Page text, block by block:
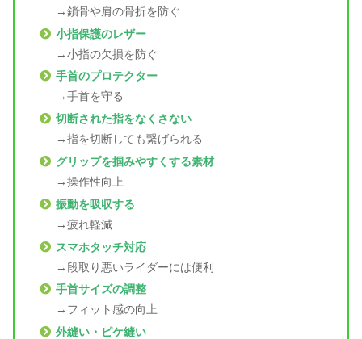
→鎖骨や肩の骨折を防ぐ
小指保護のレザー
→小指の欠損を防ぐ
手首のプロテクター
→手首を守る
切断された指をなくさない
→指を切断しても繋げられる
グリップを掴みやすくする素材
→操作性向上
振動を吸収する
→疲れ軽減
スマホタッチ対応
→段取り悪いライダーには便利
手首サイズの調整
→フィット感の向上
外縫い・ピケ縫い